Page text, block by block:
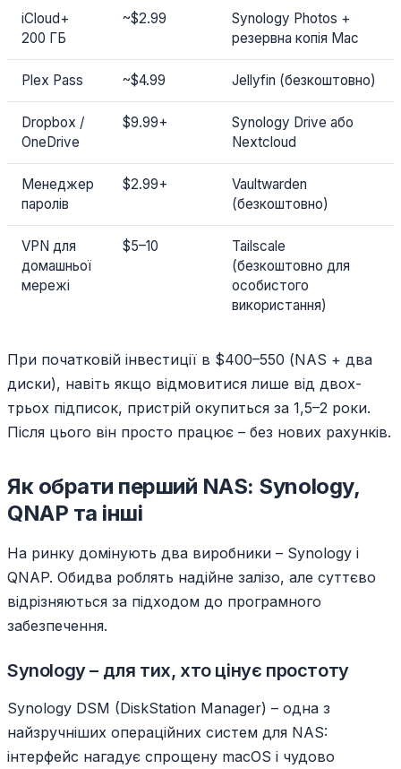
iCloud+
200 ГБ
~$2.99
Synology Photos +
резервна копія Mac
Plex Pass ~$4.99 Jellyfin (безкоштовно)
Dropbox /
OneDrive
$9.99+
Synology Drive або
Nextcloud
Менеджер
паролів
$2.99+
Vaultwarden
(безкоштовно)
VPN для
домашньої
мережі
$5–10
Tailscale
(безкоштовно для
особистого
використання)
При початковій інвестиції в $400–550 (NAS + два
диски), навіть якщо відмовитися лише від двох-
трьох підписок, пристрій окупиться за 1,5–2 роки.
Після цього він просто працює – без нових рахунків.
Як обрати перший NAS: Synology,
QNAP та інші
На ринку домінують два виробники – Synology і
QNAP. Обидва роблять надійне залізо, але суттєво
відрізняються за підходом до програмного
забезпечення.
Synology – для тих, хто цінує простоту
Synology DSM (DiskStation Manager) – одна з
найзручніших операційних систем для NAS:
інтерфейс нагадує спрощену macOS і чудово